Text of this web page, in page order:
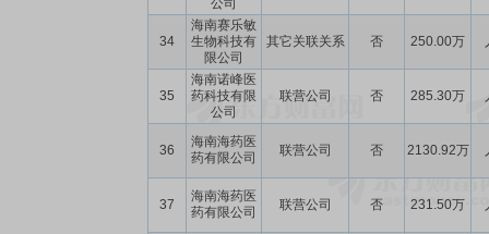
公司
34
海南赛乐敏
生物科技有
限公司
其它关联关系 否 250.00万
35
海南诺峰医
药科技有限
公司
联营公司 否 285.30万
36
海南海药医
药有限公司
联营公司 否 2130.92万
37
海南海药医
药有限公司
联营公司 否 231.50万